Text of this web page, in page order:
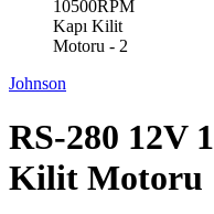
Johnson
RS-280 12V
Kilit Motoru